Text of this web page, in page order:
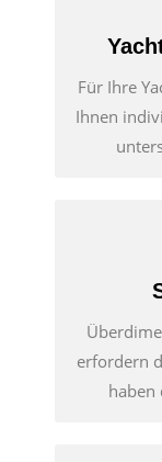
Für Ihre
Ihnen
erfordern
haben